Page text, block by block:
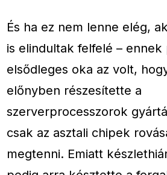
És ha ez nem lenne elég,
is elindultak felfelé – ennek
elsődleges oka az volt,
előnyben részesítette a
szerverprocesszorok
csak az asztali chipek
megtenni. Emiatt